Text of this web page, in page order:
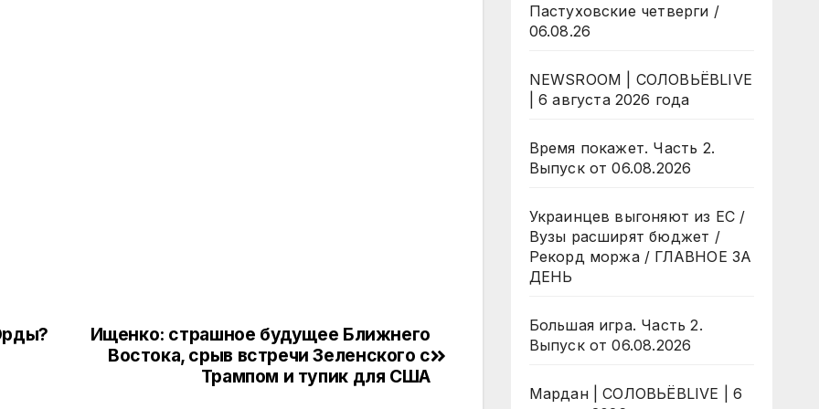
Ищенко: страшное будущее Ближнего
Востока, срыв встречи Зеленского с
Трампом и тупик для США
Пастуховские четверги /
06.08.26
NEWSROOM | СОЛОВЬЁВLIVE
| 6 августа 2026 года
Время покажет. Часть 2.
Выпуск от 06.08.2026
Украинцев выгоняют из ЕС /
Вузы расширят бюджет /
Рекорд моржа / ГЛАВНОЕ ЗА
ДЕНЬ
Большая игра. Часть 2.
Выпуск от 06.08.2026
Мардан | СОЛОВЬЁВLIVE | 6